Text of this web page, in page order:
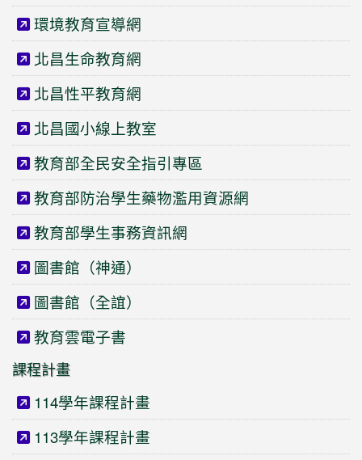
環境教育宣導網
北昌生命教育網
北昌性平教育網
北昌國小線上教室
教育部全民安全指引專區
教育部防治學生藥物濫用資源網
教育部學生事務資訊網
圖書館（神通）
圖書館（全誼）
教育雲電子書
課程計畫
114學年課程計畫
113學年課程計畫